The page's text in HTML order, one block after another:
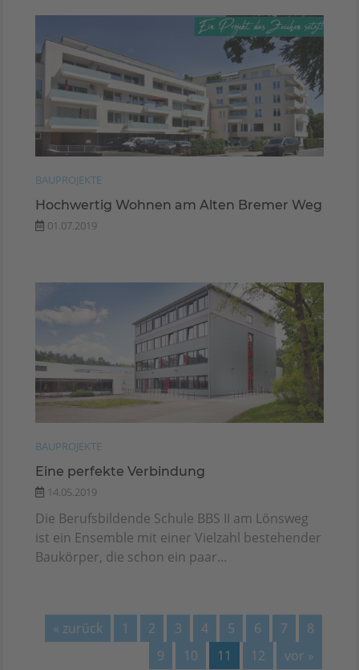
BAUPROJEKTE
Hochwertig Wohnen am Alten Bremer Weg
01.07.2019
BAUPROJEKTE
Eine perfekte Verbindung
14.05.2019
Die Berufsbildende Schule BBS II am Lönsweg
ist ein Ensemble mit einer Vielzahl bestehender
Baukörper, die schon ein paar...
« zurück 1 2 3 4 5 6 7
8
9
10 11 12 vor »